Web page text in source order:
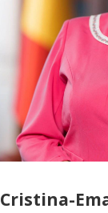
Cristina-